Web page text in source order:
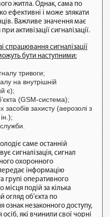
житла. Однак, сама по
ефективні і може злякати
Важливе значення має
активізації сигналізації.
спрацювання сигналізації
бути наступними:
тривоги;
на внутрішній
є);
(GSM-система);
засобів захисту (аерозолі з
саме останній
сигналізація, сигнал
охоронного
інформацію
групі оперативного
подій за кілька
огляд об’єкта по
ознак незаконного доступу,
які вчинили свої чорні